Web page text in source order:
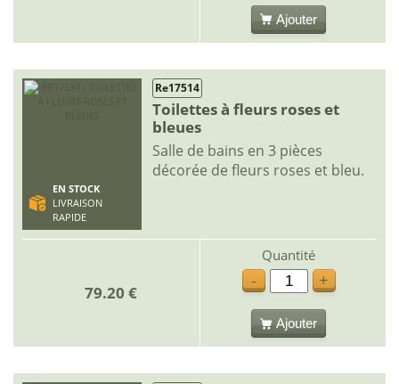
Ajouter
EN STOCK
LIVRAISON
RAPIDE
Re17514
Toilettes à fleurs roses et
bleues
Salle de bains en 3 pièces
décorée de fleurs roses et bleu.
79.20 €
Quantité
-
+
Ajouter